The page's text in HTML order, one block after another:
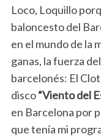
Loco, Loquillo
baloncesto del
en el mundo de la
ganas, la fuerza
barcelonés: El
disco“Viento del
en Barcelona por
que tenía mi